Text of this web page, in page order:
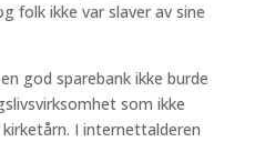
folk ikke var slaver av sine
god sparebank ikke burde
som ikke
I internettalderen